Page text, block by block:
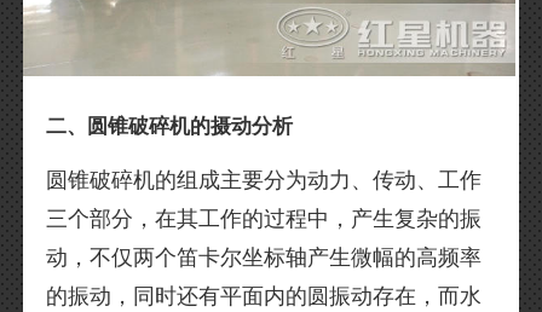
二、圆锥破碎机的摄动分析
圆锥破碎机的组成主要分为动力、传动、工作
三个部分，在其工作的过程中，产生复杂的振
动，不仅两个笛卡尔坐标轴产生微幅的高频率
的振动，同时还有平面内的圆振动存在，而水